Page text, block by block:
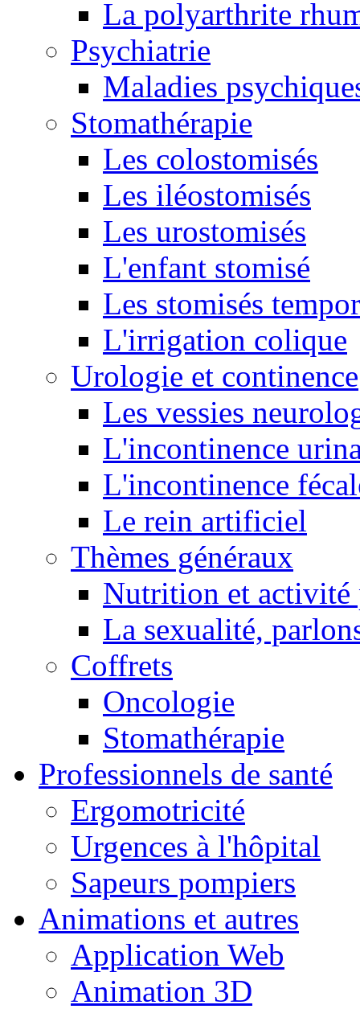
La polyarthrite
Psychiatrie
Maladies
Stomathérapie
Les colostomisés
Les iléostomisés
Les urostomisés
L'enfant stomisé
Les stomisés
L'irrigation colique
Urologie et continence
Les vessies
L'incontinence
L'incontinence
Le rein artificiel
Thèmes généraux
Nutrition et activité
La sexualité,
Coffrets
Oncologie
Stomathérapie
Professionnels de santé
Ergomotricité
Urgences à l'hôpital
Sapeurs pompiers
Animations et autres
Application Web
Animation 3D